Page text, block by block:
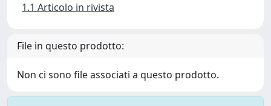
1.1 Articolo in rivista
File in questo prodotto:
Non ci sono file associati a questo prodotto.